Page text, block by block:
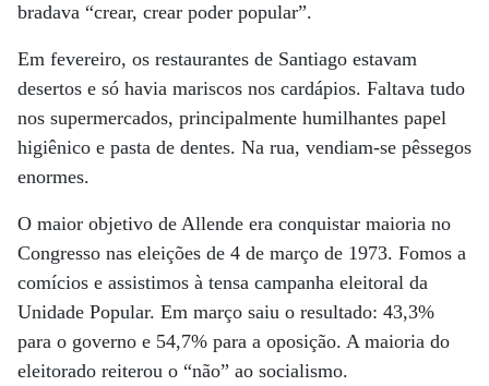
bradava “crear, crear poder popular”.
Em fevereiro, os restaurantes de Santiago estavam
desertos e só havia mariscos nos cardápios. Faltava tudo
nos supermercados, principalmente humilhantes papel
higiênico e pasta de dentes. Na rua, vendiam-se pêssegos
enormes.
O maior objetivo de Allende era conquistar maioria no
Congresso nas eleições de 4 de março de 1973. Fomos a
comícios e assistimos à tensa campanha eleitoral da
Unidade Popular. Em março saiu o resultado: 43,3%
para o governo e 54,7% para a oposição. A maioria do
eleitorado reiterou o “não” ao socialismo.